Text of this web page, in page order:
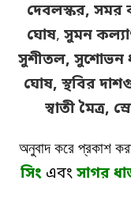
দেবলস্কর, সমর
ঘোষ, সুমন
সুশীতল, সুশোভন
ঘোষ, স্থবির
স্বাতী মৈত্র,
অনুবাদ করে প্রকাশ
সিং এবংসাগর